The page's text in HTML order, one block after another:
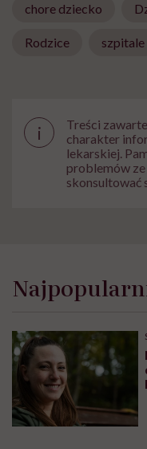
chore dziecko
Rodzice szpitale
i
Treści
charakter
lekarskiej.
problemów
skonsultować